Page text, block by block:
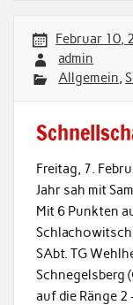
Februar 10,
admin
Allgemein,
Freitag, 7.
Jahr sah mit
Mit 6 Punkten
SAbt. TG
Schnegelsberg
auf die Ränge 2